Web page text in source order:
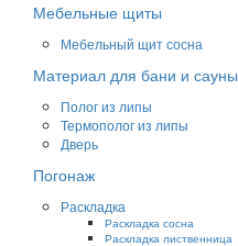
Мебельные щиты
Мебельный щит сосна
Материал для бани и сауны
Полог из липы
Термополог из липы
Дверь
Погонаж
Раскладка
Раскладка сосна
Раскладка лиственница